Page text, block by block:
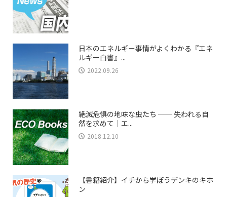
日本のエネルギー事情がよくわかる『エネ
ルギー白書』...
2022.09.26
絶滅危惧の地味な虫たち ── 失われる自
然を求めて｜エ...
2018.12.10
【書籍紹介】イチから学ぼうデンキのキホ
ン